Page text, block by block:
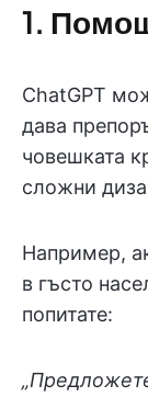
1.
ChatGPT
дава
човешката
сложни
Например,
в гъсто
попитате: